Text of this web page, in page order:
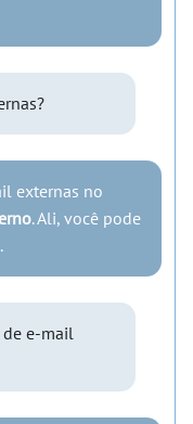
externas no
. Ali, você pode
e-mail